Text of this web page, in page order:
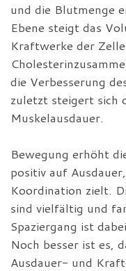
und die Blutmenge
Ebene steigt das
Kraftwerke der
die Verbesserung
zuletzt steigert sich
Muskelausdauer.
Bewegung erhöht
positiv auf
Koordination zielt.
sind vielfältig und
Spaziergang ist
Noch besser ist es,
Ausdauer- und